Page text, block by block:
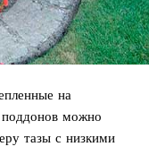
на
поддонов можно
тазы с низкими